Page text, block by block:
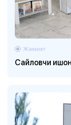
Сайловчи
Жамият